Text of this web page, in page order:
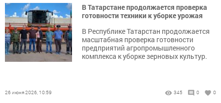
В Татарстане продолжается проверка
готовности техники к уборке урожая
В Республике Татарстан продолжаетcя
масштабная проверка готовности
предприятий агропромышленного
комплекса к уборке зерновых культур.
26 июня 2026, 10:59 345 0 0